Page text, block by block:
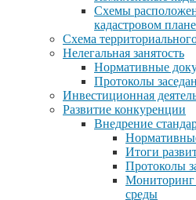
Схемы
кадастровом
Схема
Нелегальная занятость
Нормативные
Протоколы
Инвестиционная
Развитие конкуренции
Внедрение
Итоги
Протоколы
Мониторинг
среды